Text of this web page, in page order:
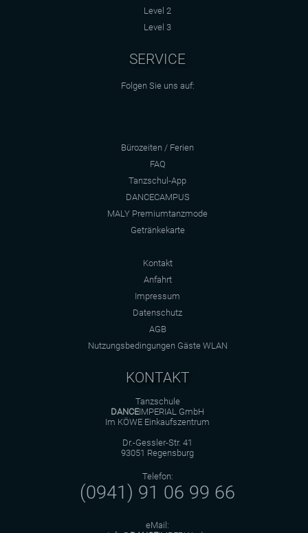
Level 2
Level 3
SERVICE
Folgen Sie uns auf:
Bürozeiten / Ferien
FAQ
Tanzschul-App
DANCECAMPUS
MALY Premiumtanzmode
Getränkekarte
Kontakt
Anfahrt
Impressum
Datenschutz
AGB
Nutzungsbedingungen Gäste WLAN
KONTAKT
Tanzschule
DANCEIMPERIAL GmbH
Im KÖWE Einkaufszentrum
Dr.-Gessler-Str. 41
93051 Regensburg
Telefon:
(0941) 91 06 99 66
eMail: